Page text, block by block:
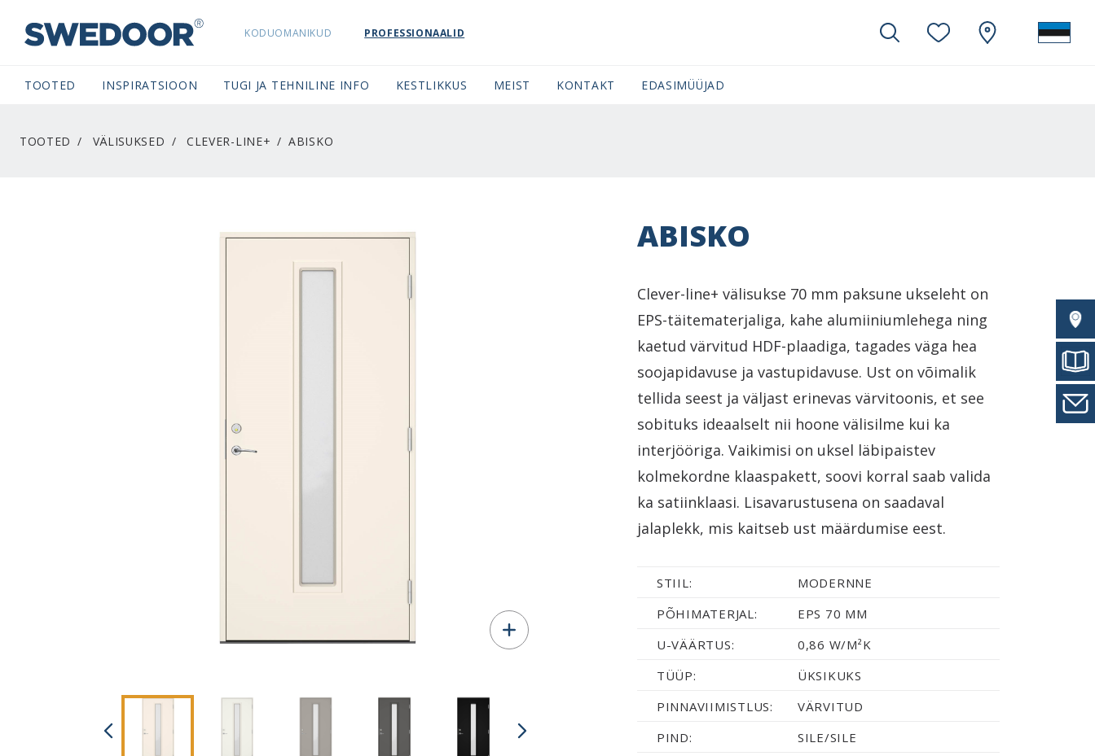
SWEDOORESTONIA NAVIGATION
KODUOMANIKUD PROFESSIONAALID
TOOTED INSPIRATSIOON TUGI JA TEHNILINE INFO KESTLIKKUS MEIST KONTAKT EDASIMÜÜJAD
TOOTED VÄLISUKSED CLEVER-LINE+ ABISKO
ABISKO
Clever-line+ välisukse 70 mm paksune ukseleht on
EPS-täitematerjaliga, kahe alumiiniumlehega ning
kaetud värvitud HDF-plaadiga, tagades väga hea
soojapidavuse ja vastupidavuse. Ust on võimalik
tellida seest ja väljast erinevas värvitoonis, et see
sobituks ideaalselt nii hoone välisilme kui ka
interjööriga. Vaikimisi on uksel läbipaistev
kolmekordne klaaspakett, soovi korral saab valida
ka satiinklaasi. Lisavarustusena on saadaval
jalaplekk, mis kaitseb ust määrdumise eest.
STIIL:
MODERNNE
PÕHIMATERJAL:
EPS 70 MM
U-VÄÄRTUS:
0,86 W/M²K
TÜÜP:
ÜKSIKUKS
PINNAVIIMISTLUS:
VÄRVITUD
PIND:
SILE/SILE